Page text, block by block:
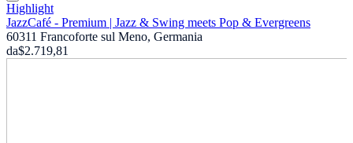
Highlight
JazzCafé - Premium | Jazz & Swing meets Pop & Evergreens
60311 Francoforte sul Meno, Germania
da$2.719,81